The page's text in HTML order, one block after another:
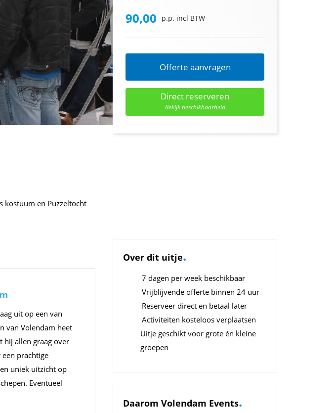
90,00 p.p. incl BTW
Offerte aanvragen
Direct reserveren
Bekijk beschikbaarheid
kostuum en Puzzeltocht
uit op een van
van Volendam heet
hij allen graag over
prachtige
uniek uitzicht op
Eventueel
Over dit uitje.
7 dagen per week beschikbaar
Vrijblijvende offerte binnen 24 uur
Reserveer direct en betaal later
Activiteiten kosteloos verplaatsen
Uitje geschikt voor grote én kleine
groepen
Daarom Volendam Events.